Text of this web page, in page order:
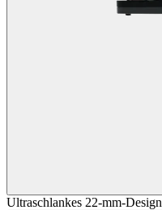
Ultraschlankes 22-mm-Design